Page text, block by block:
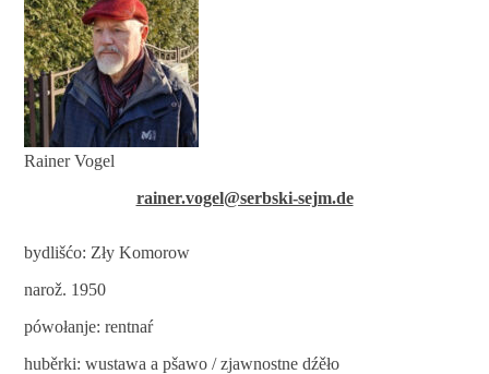
Rainer Vogel
rainer.vogel@serbski-sejm.de
bydlišćo: Zły Komorow
narož. 1950
pówołanje:rentnaŕ
huběrki: wustawa a pšawo / zjawnostne dźěło